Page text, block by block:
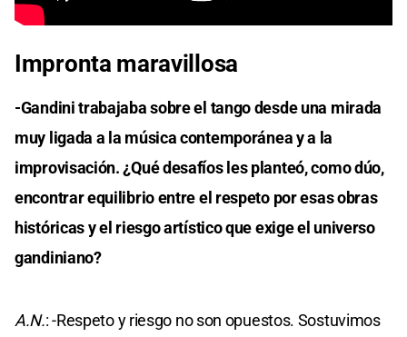
Impronta maravillosa
-Gandini trabajaba sobre el tango desde una mirada
muy ligada a la música contemporánea y a la
improvisación. ¿Qué desafíos les planteó, como dúo,
encontrar equilibrio entre el respeto por esas obras
históricas y el riesgo artístico que exige el universo
gandiniano?
A.N.: -Respeto y riesgo no son opuestos. Sostuvimos